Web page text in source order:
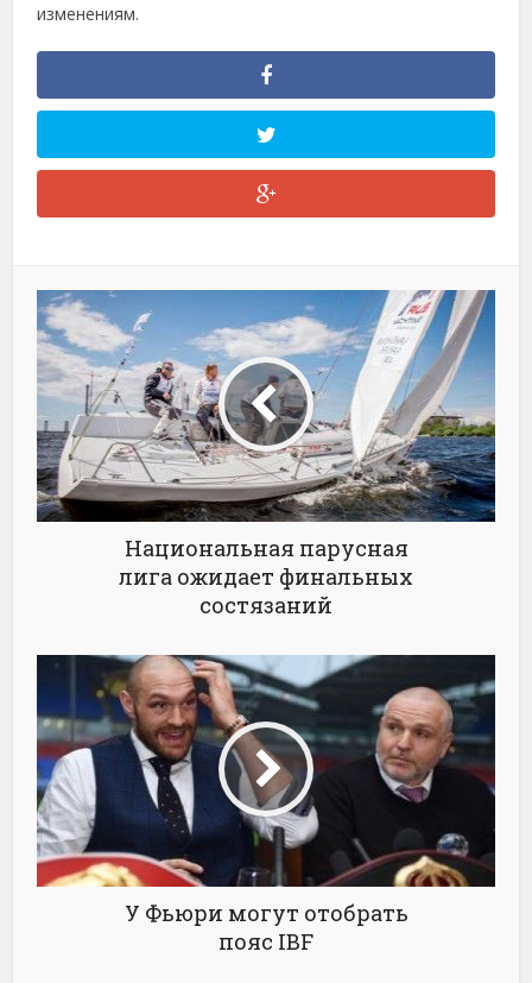
изменениям.
Национальная парусная
лига ожидает финальных
состязаний
У Фьюри могут отобрать
пояс IBF